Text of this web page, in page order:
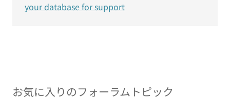
お気に入りのフォーラムトピック
your database for support